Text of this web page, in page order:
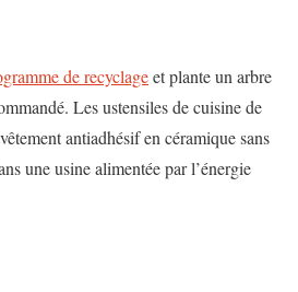
de recyclageet plante un arbre
Les ustensiles de cuisine de
antiadhésif en céramique sans
une usine alimentée par l’énergie